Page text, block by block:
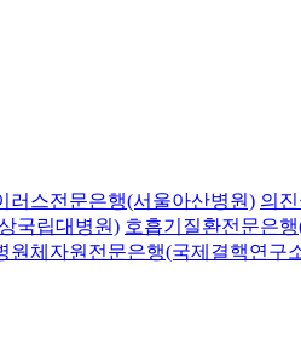
러스전문은행(서울아산병원) 의
국립대병원) 호흡기질환전문은
원체자원전문은행(국제결핵연구